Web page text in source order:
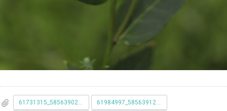
61731315_585639021844080_1428373695922962432_n__1_.jpg 61984997_585639128510736_7188948579673702400_n.jpg